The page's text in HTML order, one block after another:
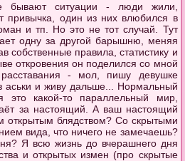
бывают ситуации - люди жили,
привычка, один из них влюбился в
и тп. Но это не тот случай. Тут
одну за другой барышню, меняя
собственные правила, статистику и
откровения он поделился со мной
- мол, пишу девушке
аськи и живу дальше... Нормальный
это какой-то параллельный мир,
за настоящий. А ваш настоящий
открытым блядством? Со скрытыми
вида, что ничего не замечаешь?
Я всю жизнь до вчерашнего дня
и открытых измен (про скрытые